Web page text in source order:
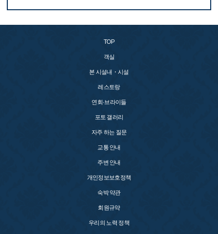
TOP
객실
본 시설내・시설
레스토랑
연회·브라이들
포토 갤러리
자주 하는 질문
교통 안내
주변 안내
개인정보보호정책
숙박 약관
회원규약
우리의 노력 정책